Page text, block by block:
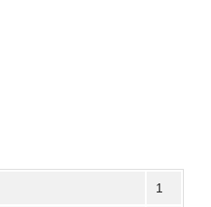
1